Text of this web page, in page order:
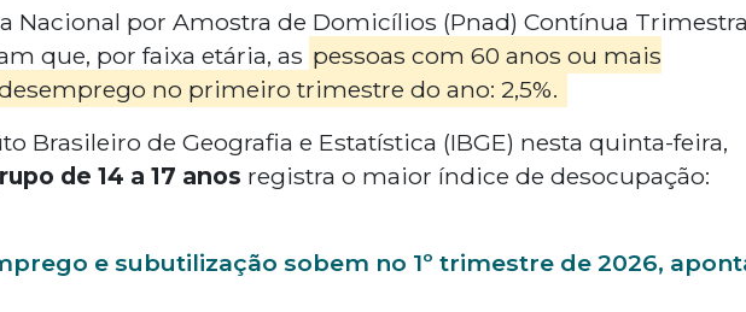
Nacional por Amostra de Domicílios (Pnad) Contínua
que, por faixa etária, as pessoas com 60 anos ou mais
no primeiro trimestre do ano: 2,5%.
Brasileiro de Geografia e Estatística (IBGE) nesta quinta-feira,
de 14 a 17 anos registra o maior índice de desocupação:
e subutilização sobem no 1º trimestre de 2026,